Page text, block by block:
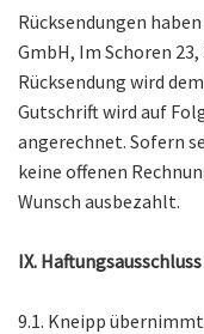
Rücksendungen
GmbH, Im Schoren
Rücksendung wird
Gutschrift wird auf
angerechnet. Sofern
keine offenen
Wunsch ausbezahlt.
IX.
9.1. Kneipp